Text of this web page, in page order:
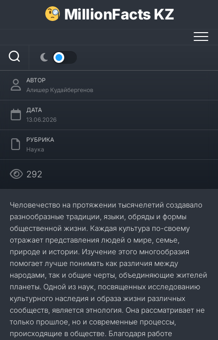
MillionFacts KZ
АВТОР
Алишер Кудайбергенов
ДАТА
13.06.2026
РУБРИКА
Наука
292
Человечество на протяжении тысячелетий создавало
разнообразные традиции, языки, обряды и формы
общественной жизни. Каждая культура по-своему
отражает представления людей о мире, семье,
природе и истории. Изучение этого многообразия
помогает лучше понимать как различия между
народами, так и общие черты, объединяющие жителей
планеты. Одной из наук, посвященных исследованию
культурного наследия и образа жизни различных
сообществ, является этнология. Она рассматривает не
только прошлое, но и современные процессы,
происходящие в обществе. Благодаря работе